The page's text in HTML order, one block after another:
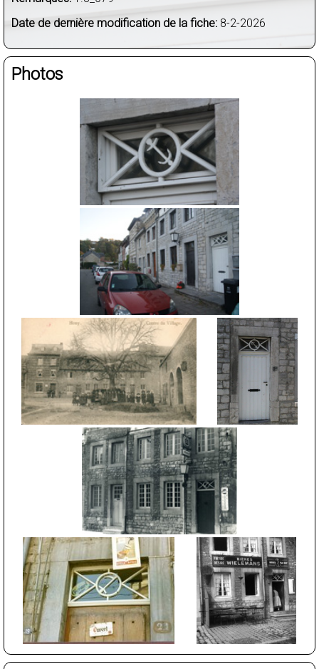
Date de dernière modification de la fiche: 8-2-2026
Photos